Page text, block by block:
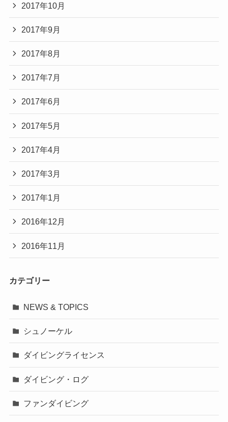
2017年10月
2017年9月
2017年8月
2017年7月
2017年6月
2017年5月
2017年4月
2017年3月
2017年1月
2016年12月
2016年11月
カテゴリー
NEWS & TOPICS
シュノーケル
ダイビングライセンス
ダイビング・ログ
ファンダイビング